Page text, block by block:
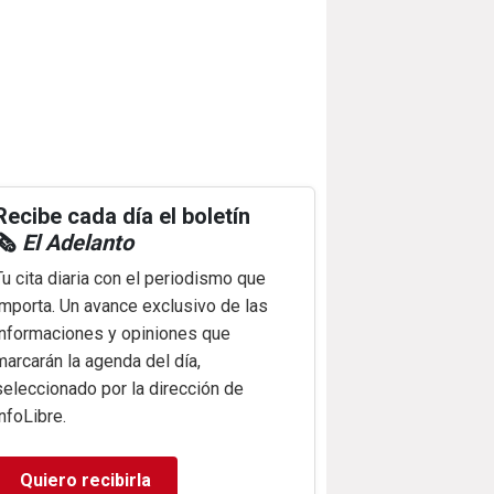
cada día el boletín
El Adelanto
cita diaria con el periodismo que
Un avance exclusivo de las
y opiniones que
la agenda del día,
por la dirección de
Quiero recibirla